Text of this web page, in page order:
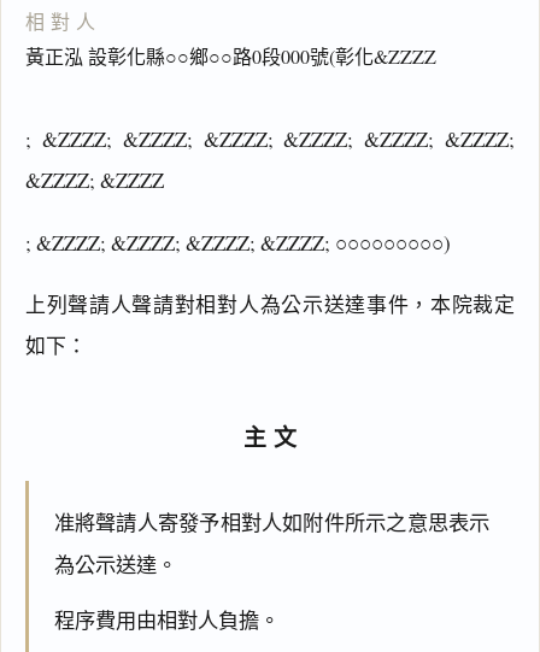
相對人
黃正泓 設彰化縣○○鄉○○路0段000號(彰化&ZZZZ
; &ZZZZ; &ZZZZ; &ZZZZ; &ZZZZ; &ZZZZ; &ZZZZ;
&ZZZZ; &ZZZZ
; &ZZZZ; &ZZZZ; &ZZZZ; &ZZZZ; ○○○○○○○○○)
上列聲請人聲請對相對人為公示送達事件，本院裁定
如下：
主文
准將聲請人寄發予相對人如附件所示之意思表示
為公示送達。
程序費用由相對人負擔。